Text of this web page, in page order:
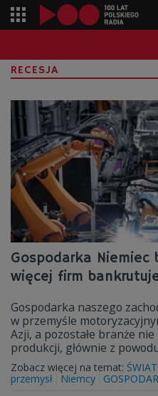
RECESJA
Gospodarka Niemiec
więcej firm
Gospodarka naszego
w przemyśle
Azji, a pozostałe branże
produkcji, głównie z
Zobacz więcej na temat: ŚWIAT
przemysł
Niemcy